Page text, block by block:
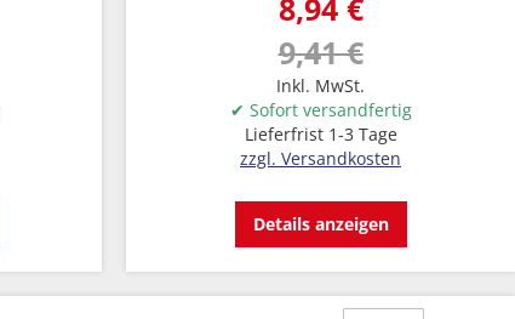
8,94 €
9,41 €
Inkl. MwSt.
✔ Sofort versandfertig
Lieferfrist 1-3 Tage
zzgl. Versandkosten
Details anzeigen